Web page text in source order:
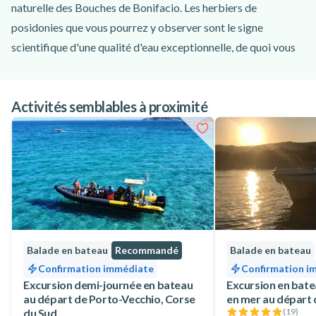
naturelle des Bouches de Bonifacio. Les herbiers de
posidonies que vous pourrez y observer sont le signe
scientifique d'une qualité d'eau exceptionnelle, de quoi vous
Cette balade en bateau à Bonifacio et aux îles Lavezzi
débute au port de Porto-Vecchio à bord du
Portivechju, une
vedette à passagers optimisée pour le confort des voyageurs.
Afin de garantir un esprit convivial et une grande liberté de
mouvement, l'équipe d'Authentic Croisière a fait le choix de
limiter la capacité à 60 passagers maximum sur un navire
conçu initialement pour 85 places. Vous longerez tout
d'abord de célèbres plages immaculées (Palombaggia, Santa
Giulia, etc.) avant d'atteindre le point le plus méridional de
l'île, la pointe Saint-Antoine. S'ensuivra la découverte des
incroyables falaises de calcaire de Bonifacio, puis des îles
Activités semblables à proximité
Balade en bateau
Recommandé
Confirmation immédiate
Excursion demi-journée en bateau
au départ de Porto-Vecchio, Corse
du Sud
Balade en bateau
Confirmation
Excursion en
en mer au départ
(19)